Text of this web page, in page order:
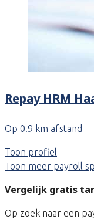
Repay HRM
Op 0.9 km afstand
Toon profiel
Toon meer payroll
Vergelijk gratis
Op zoek naar een